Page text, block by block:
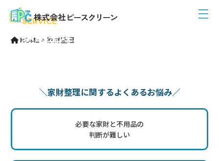
SERVICE
家財整理
HOME >家財整理
＼家財整理に関するよくあるお悩み／
必要な家財と不用品の
判断が難しい